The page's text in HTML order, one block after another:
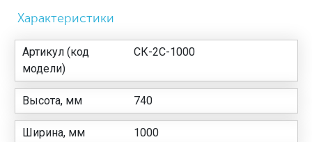
Характеристики
Артикул (код
модели)
CК-2C-1000
Высота, мм 740
Ширина, мм 1000